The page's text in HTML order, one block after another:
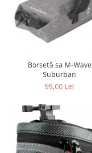
Borsetă sa M-Wave
Suburban
99,00 Lei